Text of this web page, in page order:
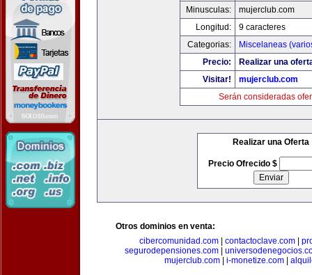
Minusculas:
mujerclub.com
Longitud:
9 caracteres
Categorias:
Miscelaneas
Precio:
Realizar una
Visitar!
mujerclub.com
Serán consideradas
Realizar una Oferta
Precio Ofrecido $
Otros dominios en venta:
cibercomunidad.com
contactoclave.com
segurodepensiones.com
mujerclub.com
i-monetize.com